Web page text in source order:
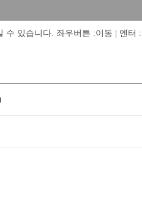
수 있습니다. 좌우버튼 :이동 | 엔터